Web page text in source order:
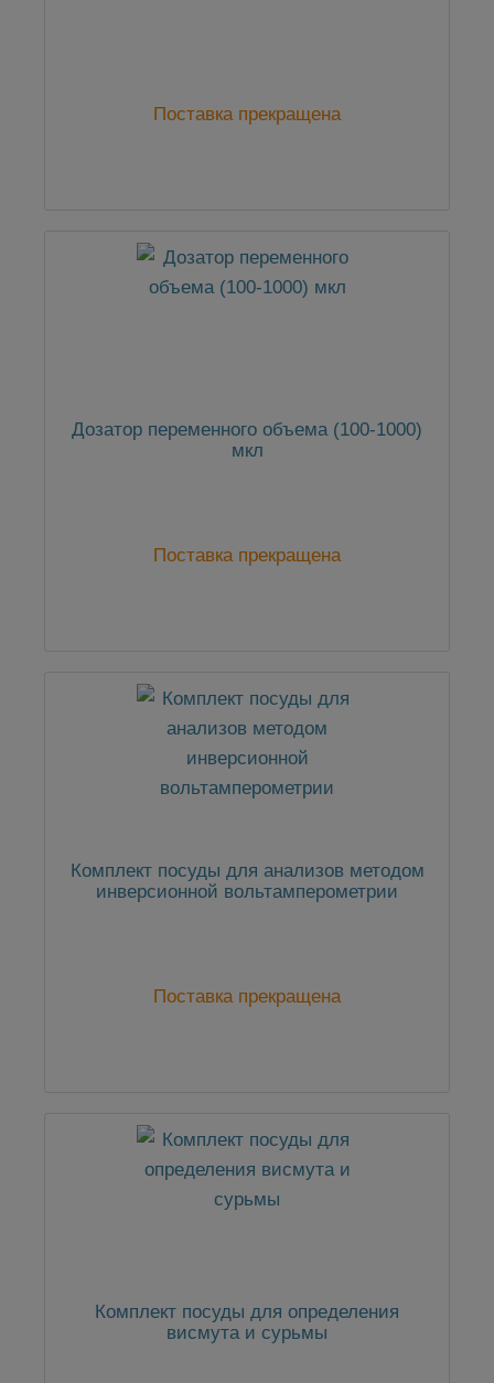
Поставка прекращена
Дозатор переменного объема (100-1000)
мкл
Поставка прекращена
Комплект посуды для анализов методом
инверсионной вольтамперометрии
Поставка прекращена
Комплект посуды для определения
висмута и сурьмы